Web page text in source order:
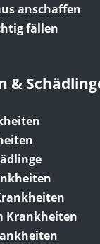
anschaffen
fällen
&
Krankheiten